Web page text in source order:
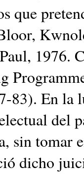
que
1976.
83). En la
del
sin tomar
dicho